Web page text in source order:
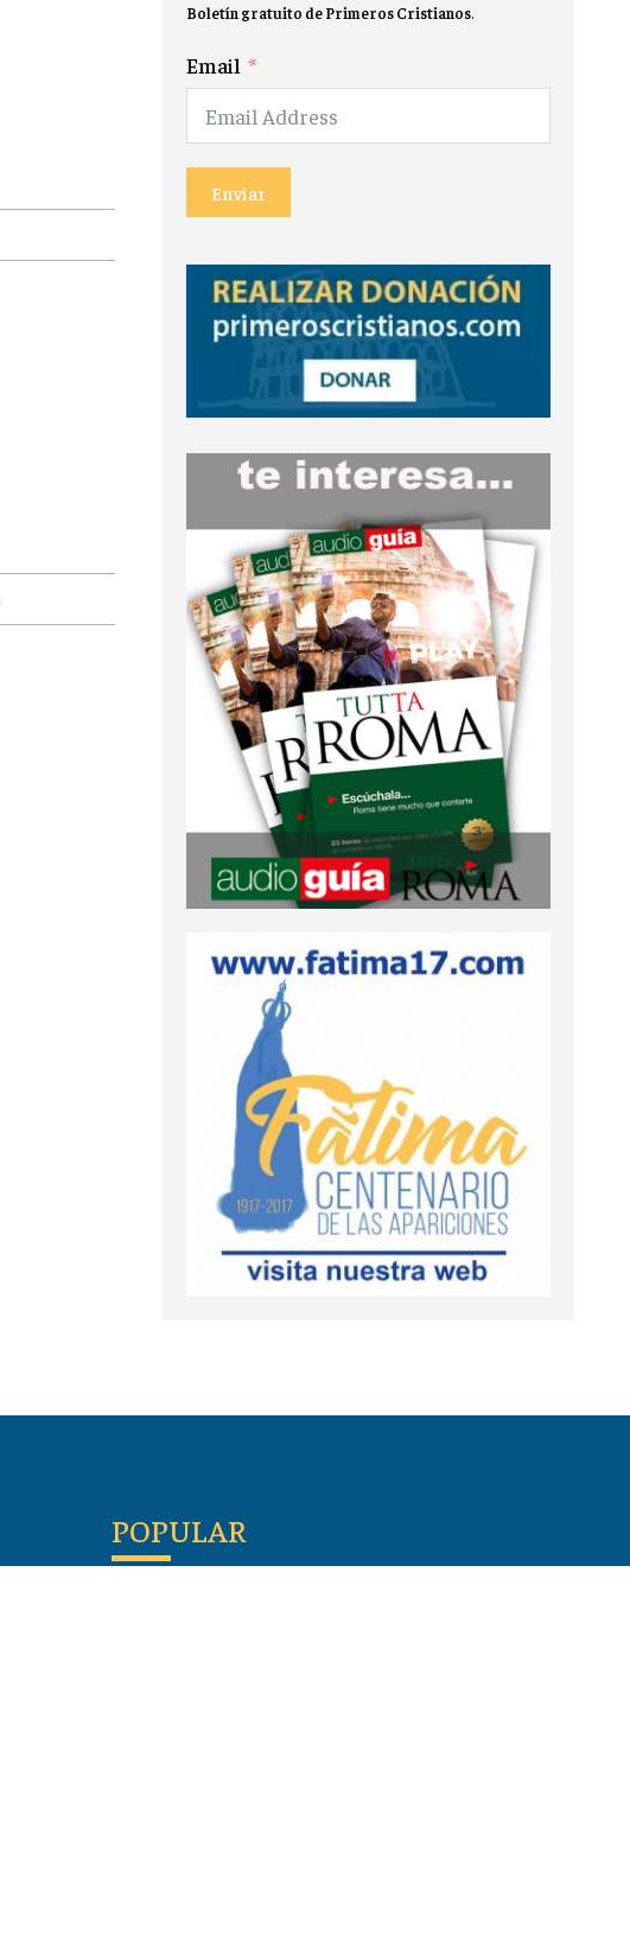
Boletín gratuito de Primeros Cristianos.
Email
Enviar
POPULAR